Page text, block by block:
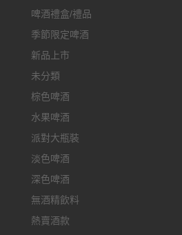
啤酒禮盒/禮品
季節限定啤酒
新品上市
未分類
棕色啤酒
水果啤酒
派對大瓶裝
淡色啤酒
深色啤酒
無酒精飲料
熱賣酒款